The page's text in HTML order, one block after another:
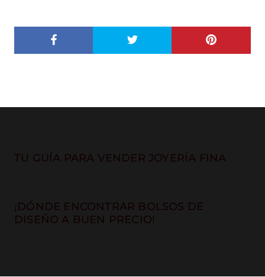
TU GUÍA PARA VENDER JOYERÍA FINA
¡DÓNDE ENCONTRAR BOLSOS DE
DISEÑO A BUEN PRECIO!